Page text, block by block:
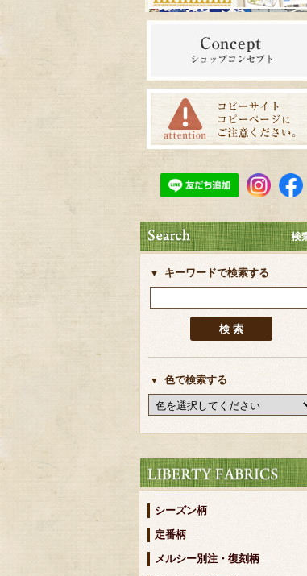
キーワードで検索する
色で検索する
シーズン柄
定番柄
メルシー別注・復刻柄